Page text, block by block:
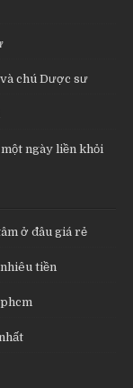
chú Dược sư
ngày liền khỏi
ở đâu giá rẻ
tiền